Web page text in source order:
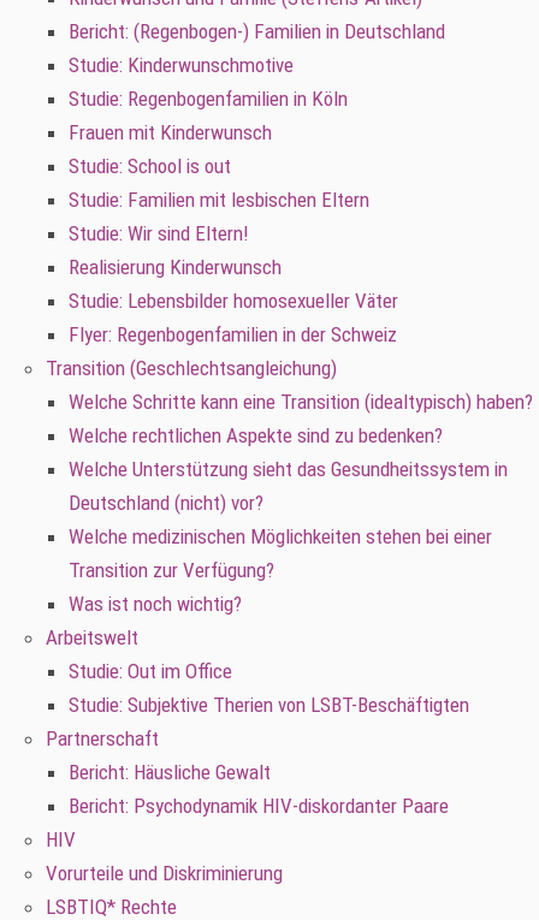
Bericht: (Regenbogen-) Familien in Deutschland
Studie: Kinderwunschmotive
Studie: Regenbogenfamilien in Köln
Frauen mit Kinderwunsch
Studie: School is out
Studie: Familien mit lesbischen Eltern
Studie: Wir sind Eltern!
Realisierung Kinderwunsch
Studie: Lebensbilder homosexueller Väter
Flyer: Regenbogenfamilien in der Schweiz
Transition (Geschlechtsangleichung)
Welche Schritte kann eine Transition (idealtypisch) haben?
Welche rechtlichen Aspekte sind zu bedenken?
Welche Unterstützung sieht das Gesundheitssystem in
Deutschland (nicht) vor?
Welche medizinischen Möglichkeiten stehen bei einer
Transition zur Verfügung?
Was ist noch wichtig?
Arbeitswelt
Studie: Out im Office
Studie: Subjektive Therien von LSBT-Beschäftigten
Partnerschaft
Bericht: Häusliche Gewalt
Bericht: Psychodynamik HIV-diskordanter Paare
HIV
Vorurteile und Diskriminierung
LSBTIQ* Rechte